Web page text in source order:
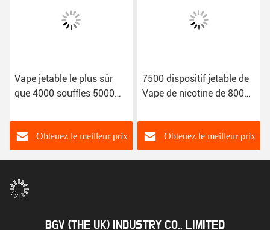
Vape jetable le plus sûr
que 4000 souffles 5000
assaisonné la cigarette
d'E
Obtenez le meilleur prix
7500 dispositif jetable de
Vape de nicotine de 8000
Obtenez le meilleur prix
BGV (THE UK) INDUSTRY CO., LIMITED